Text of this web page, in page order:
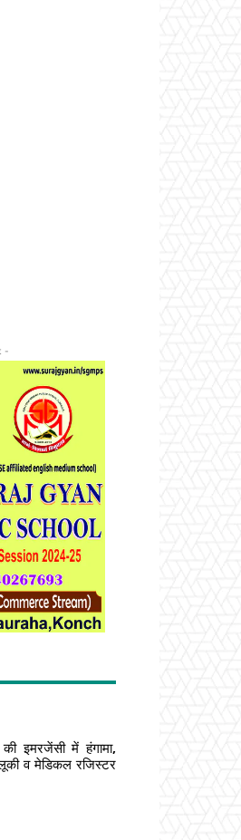
-
इमरजेंसी में हंगामा,
व मेडिकल रजिस्टर